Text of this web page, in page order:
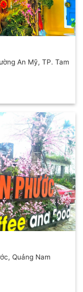
An Mỹ, TP. Tam
Quảng Nam